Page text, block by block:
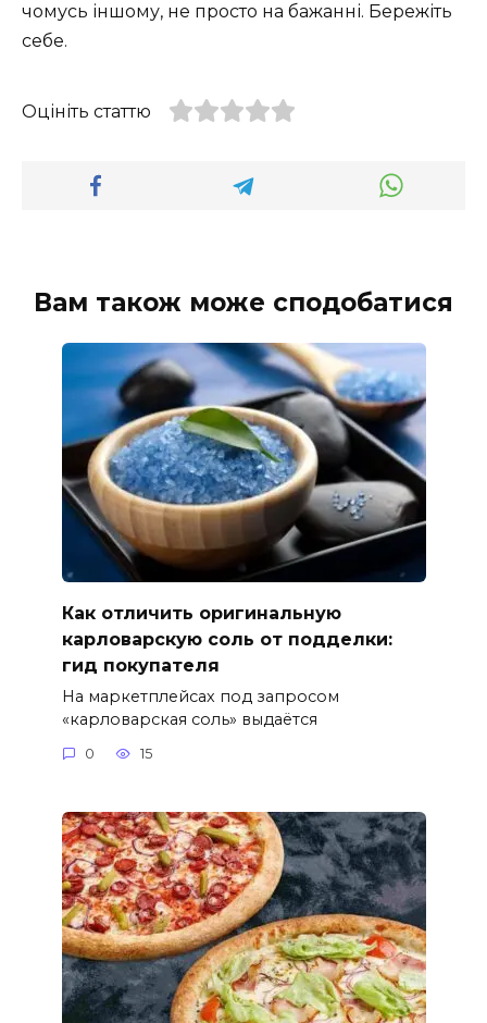
чомусь іншому, не просто на бажанні. Бережіть
себе.
Оцініть статтю
Вам також може сподобатися
Как отличить оригинальную
карловарскую соль от подделки:
гид покупателя
На маркетплейсах под запросом
«карловарская соль» выдаётся
0 15